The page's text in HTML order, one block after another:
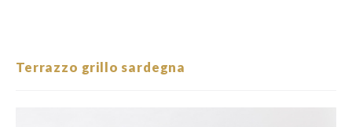
Terrazzo grillo sardegna